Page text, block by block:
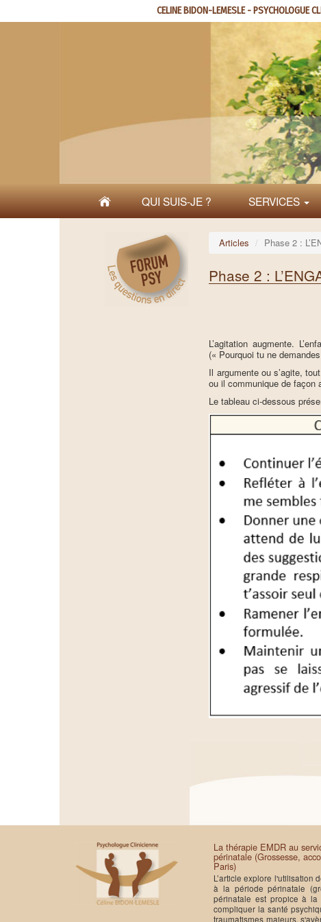
CELINE BIDON-LEMESLE - PSYCHOLOGUE
QUI SUIS-JE ? SERVICES
Articles Phase 2 :
Phase 2 :
L’agitation augmente.
(« Pourquoi tu ne
Il argumente ou s’agite,
ou il communique de façon
Le tableau ci-dessous
La thérapie EMDR au
périnatale (Grossesse,
Paris)
L’article explore l'utilisation
à la période périnatale
périnatale est propice à la
compliquer la santé
traumatismes majeurs,